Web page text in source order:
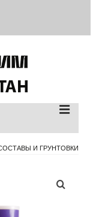
И ГРУНТОВКИ